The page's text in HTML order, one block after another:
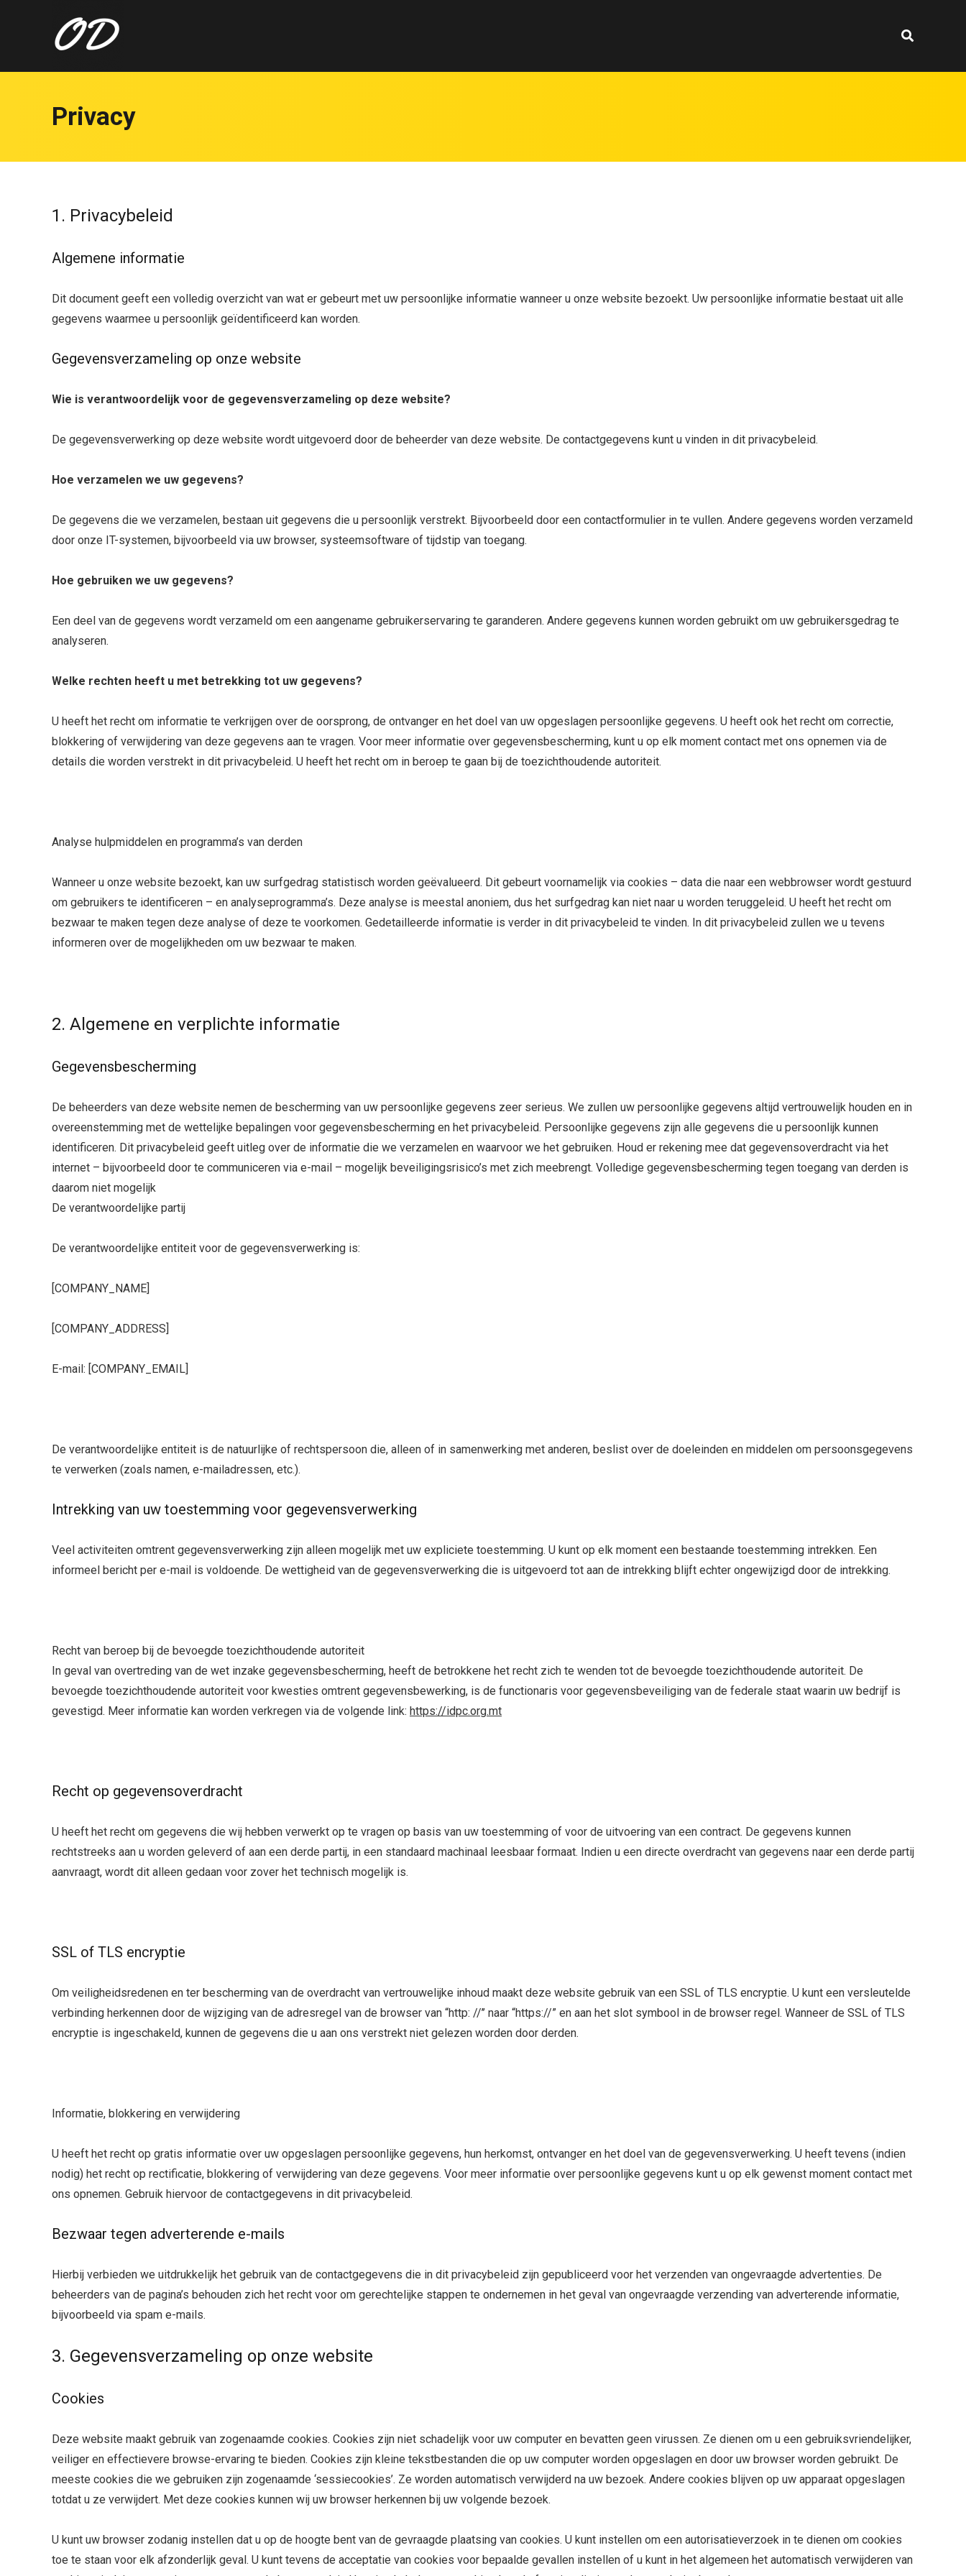
Privacy
1. Privacybeleid
Algemene informatie
Dit document geeft een volledig overzicht van wat er gebeurt met uw persoonlijke informatie wanneer u onze website bezoekt. Uw persoonlijke informatie bestaat uit alle
gegevens waarmee u persoonlijk geïdentificeerd kan worden.
Gegevensverzameling op onze website
Wie is verantwoordelijk voor de gegevensverzameling op deze website?
De gegevensverwerking op deze website wordt uitgevoerd door de beheerder van deze website. De contactgegevens kunt u vinden in dit privacybeleid.
Hoe verzamelen we uw gegevens?
De gegevens die we verzamelen, bestaan ​​uit gegevens die u persoonlijk verstrekt. Bijvoorbeeld door een contactformulier in te vullen. Andere gegevens worden verzameld
door onze IT-systemen, bijvoorbeeld via uw browser, systeemsoftware of tijdstip van toegang.
Hoe gebruiken we uw gegevens?
Een deel van de gegevens wordt verzameld om een aangename gebruikerservaring te garanderen. Andere gegevens kunnen worden gebruikt om uw gebruikersgedrag te
analyseren.
Welke rechten heeft u met betrekking tot uw gegevens?
U heeft het recht om informatie te verkrijgen over de oorsprong, de ontvanger en het doel van uw opgeslagen persoonlijke gegevens. U heeft ook het recht om correctie,
blokkering of verwijdering van deze gegevens aan te vragen. Voor meer informatie over gegevensbescherming, kunt u op elk moment contact met ons opnemen via de
details die worden verstrekt in dit privacybeleid. U heeft het recht om in beroep te gaan bij de toezichthoudende autoriteit.
Analyse hulpmiddelen en programma’s van derden
Wanneer u onze website bezoekt, kan uw surfgedrag statistisch worden geëvalueerd. Dit gebeurt voornamelijk via cookies – data die naar een webbrowser wordt gestuurd
om gebruikers te identificeren – en analyseprogramma’s. Deze analyse is meestal anoniem, dus het surfgedrag kan niet naar u worden teruggeleid. U heeft het recht om
bezwaar te maken tegen deze analyse of deze te voorkomen. Gedetailleerde informatie is verder in dit privacybeleid te vinden. In dit privacybeleid zullen we u tevens
informeren over de mogelijkheden om uw bezwaar te maken.
2. Algemene en verplichte informatie
Gegevensbescherming
De beheerders van deze website nemen de bescherming van uw persoonlijke gegevens zeer serieus. We zullen uw persoonlijke gegevens altijd vertrouwelijk houden en in
overeenstemming met de wettelijke bepalingen voor gegevensbescherming en het privacybeleid. Persoonlijke gegevens zijn alle gegevens die u persoonlijk kunnen
identificeren. Dit privacybeleid geeft uitleg over de informatie die we verzamelen en waarvoor we het gebruiken. Houd er rekening mee dat gegevensoverdracht via het
internet – bijvoorbeeld door te communiceren via e-mail – mogelijk beveiligingsrisico’s met zich meebrengt. Volledige gegevensbescherming tegen toegang van derden is
daarom niet mogelijk
De verantwoordelijke partij
De verantwoordelijke entiteit voor de gegevensverwerking is:
[COMPANY_NAME]
[COMPANY_ADDRESS]
E-mail: [COMPANY_EMAIL]
De verantwoordelijke entiteit is de natuurlijke of rechtspersoon die, alleen of in samenwerking met anderen, beslist over de doeleinden en middelen om persoonsgegevens
te verwerken (zoals namen, e-mailadressen, etc.).
Intrekking van uw toestemming voor gegevensverwerking
Veel activiteiten omtrent gegevensverwerking zijn alleen mogelijk met uw expliciete toestemming. U kunt op elk moment een bestaande toestemming intrekken. Een
informeel bericht per e-mail is voldoende. De wettigheid van de gegevensverwerking die is uitgevoerd tot aan de intrekking blijft echter ongewijzigd door de intrekking.
Recht van beroep bij de bevoegde toezichthoudende autoriteit
In geval van overtreding van de wet inzake gegevensbescherming, heeft de betrokkene het recht zich te wenden tot de bevoegde toezichthoudende autoriteit. De
bevoegde toezichthoudende autoriteit voor kwesties omtrent gegevensbewerking, is de functionaris voor gegevensbeveiliging van de federale staat waarin uw bedrijf is
gevestigd. Meer informatie kan worden verkregen via de volgende link: https://idpc.org.mt
Recht op gegevensoverdracht
U heeft het recht om gegevens die wij hebben verwerkt op te vragen op basis van uw toestemming of voor de uitvoering van een contract. De gegevens kunnen
rechtstreeks aan u worden geleverd of aan een derde partij, in een standaard machinaal leesbaar formaat. Indien u een directe overdracht van gegevens naar een derde partij
aanvraagt, wordt dit alleen gedaan voor zover het technisch mogelijk is.
SSL of TLS encryptie
Om veiligheidsredenen en ter bescherming van de overdracht van vertrouwelijke inhoud maakt deze website gebruik van een SSL of TLS encryptie. U kunt een versleutelde
verbinding herkennen door de wijziging van de adresregel van de browser van “http: //’’ naar “https://” en aan het slot symbool in de browser regel. Wanneer de SSL of TLS
encryptie is ingeschakeld, kunnen de gegevens die u aan ons verstrekt niet gelezen worden door derden.
Informatie, blokkering en verwijdering
U heeft het recht op gratis informatie over uw opgeslagen persoonlijke gegevens, hun herkomst, ontvanger en het doel van de gegevensverwerking. U heeft tevens (indien
nodig) het recht op rectificatie, blokkering of verwijdering van deze gegevens. Voor meer informatie over persoonlijke gegevens kunt u op elk gewenst moment contact met
ons opnemen. Gebruik hiervoor de contactgegevens in dit privacybeleid.
Bezwaar tegen adverterende e-mails
Hierbij verbieden we uitdrukkelijk het gebruik van de contactgegevens die in dit privacybeleid zijn gepubliceerd voor het verzenden van ongevraagde advertenties. De
beheerders van de pagina’s behouden zich het recht voor om gerechtelijke stappen te ondernemen in het geval van ongevraagde verzending van adverterende informatie,
bijvoorbeeld via spam e-mails.
3. Gegevensverzameling op onze website
Cookies
Deze website maakt gebruik van zogenaamde cookies. Cookies zijn niet schadelijk voor uw computer en bevatten geen virussen. Ze dienen om u een gebruiksvriendelijker,
veiliger en effectievere browse-ervaring te bieden. Cookies zijn kleine tekstbestanden die op uw computer worden opgeslagen en door uw browser worden gebruikt. De
meeste cookies die we gebruiken zijn zogenaamde ‘sessiecookies’. Ze worden automatisch verwijderd na uw bezoek. Andere cookies blijven op uw apparaat opgeslagen
totdat u ze verwijdert. Met deze cookies kunnen wij uw browser herkennen bij uw volgende bezoek.
U kunt uw browser zodanig instellen dat u op de hoogte bent van de gevraagde plaatsing van cookies. U kunt instellen om een ​​autorisatieverzoek in te dienen om cookies
toe te staan ​​voor elk afzonderlijk geval. U kunt tevens de acceptatie van cookies voor bepaalde gevallen instellen of u kunt in het algemeen het automatisch verwijderen van